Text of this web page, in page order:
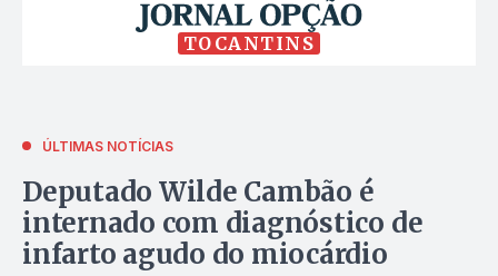
TOCANTINS
ÚLTIMAS NOTÍCIAS
Deputado Wilde Cambão é
internado com diagnóstico de
infarto agudo do miocárdio